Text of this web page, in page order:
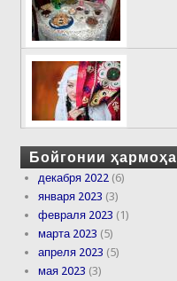
Бойгонии ҳармоҳа
декабря 2022 (6)
января 2023 (3)
февраля 2023 (1)
марта 2023 (5)
апреля 2023 (5)
мая 2023 (3)